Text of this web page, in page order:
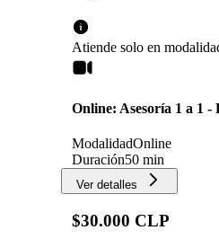
Atiende solo en
Online: Asesoría 1 a 1 -
ModalidadOnline
Duración50 min
Ver detalles
$30.000 CLP